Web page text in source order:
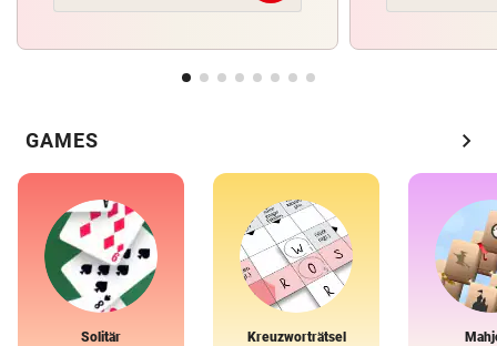
GAMES chevron_right
Solitär Kreuzworträtsel